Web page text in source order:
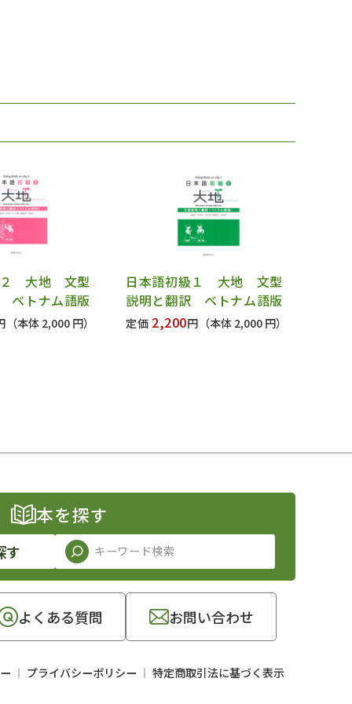
２ 大地 文型
ベトナム語版
（本体 2,000 円）
日本語初級１ 大地 文型
説明と翻訳 ベトナム語版
定価 2,200円 （本体 2,000 円）
本を探す
す
よくある質問 お問い合わせ
プライバシーポリシー 特定商取引法に基づく表示